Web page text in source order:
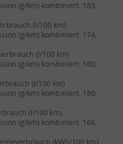
(g/km) kombiniert: 183;
(l/100 km)
(g/km) kombiniert: 174;
(l/100 km)
(g/km) kombiniert: 180;
(l/100 km)
(g/km) kombiniert: 180;
(l/100 km)
(g/km) kombiniert: 166;
(kWh/100 km)